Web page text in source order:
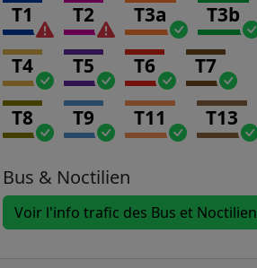
T1 T2 T3a T3b
T4 T5 T6 T7
T8 T9 T11 T13
Bus & Noctilien
Voir l'info trafic des Bus et Noctilien